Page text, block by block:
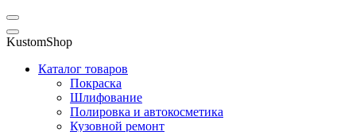
KustomShop
Каталог товаров
Покраска
Шлифование
Полировка и автокосметика
Кузовной ремонт